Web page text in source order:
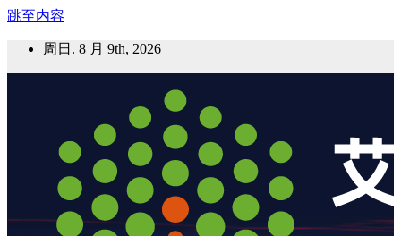
跳至内容
周日. 8 月 9th, 2026